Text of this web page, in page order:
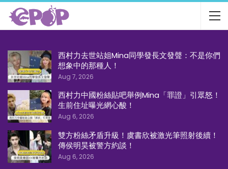
西村力去世站姐Mina同學發長文發聲：不是你們
想象中的那種人！
Aug 7, 2026
西村力中國粉絲貼吧舉例Mina「罪證」引眾怒！
生前住址曝光網心酸！
Aug 6, 2026
雙方粉絲矛盾升級！虞書欣被激光筆照射後續！
傳侯明昊被警方約談！
Aug 6, 2026